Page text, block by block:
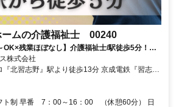
ームの介護福祉士 00240
OK×残業ほぼなし】介護福祉士/駅徒歩5分！
/住宅型有料老人ホーム未経験OK
株式会社
葉高速鉄道『北習志野』駅より徒歩13分 ※車
ト制 早番 7：00～16：00 （休憩60分） 日